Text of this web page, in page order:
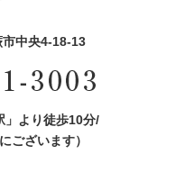
中央4‐18‐13
より徒歩10分/
ございます）